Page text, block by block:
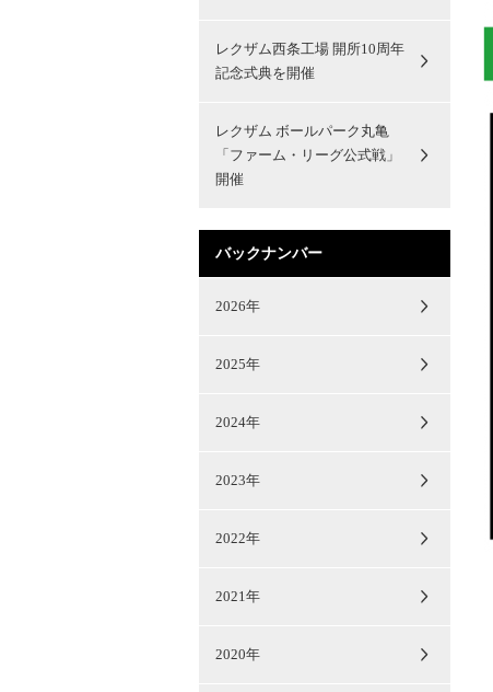
レクザム西条工場 開所10周年
記念式典を開催
レクザム ボールパーク丸亀
「ファーム・リーグ公式戦」
開催
バックナンバー
2026年
2025年
2024年
2023年
2022年
2021年
2020年